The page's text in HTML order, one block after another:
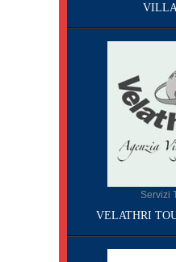
Servizi
VELATHRI